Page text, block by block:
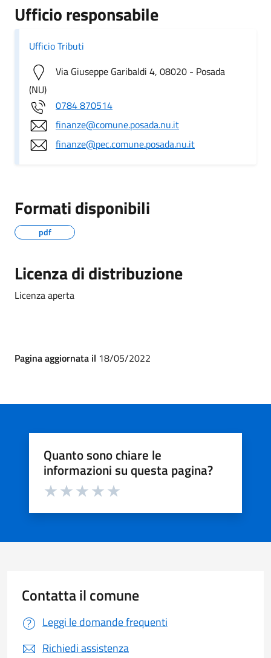
Ufficio responsabile
Ufficio Tributi
Via Giuseppe Garibaldi 4, 08020 - Posada
(NU)
0784 870514
finanze@comune.posada.nu.it
finanze@pec.comune.posada.nu.it
Formati disponibili
pdf
Licenza di distribuzione
Licenza aperta
Pagina aggiornata il 18/05/2022
Quanto sono chiare le
informazioni su questa pagina?
Valuta da 1 a 5 stelle la pagina
Contatta il comune
Leggi le domande frequenti
Richiedi assistenza